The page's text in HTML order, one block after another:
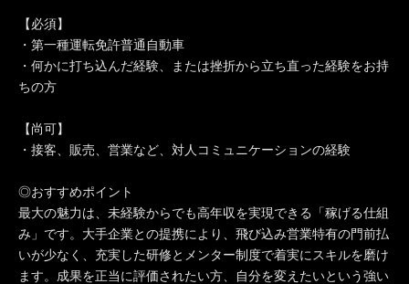
【必須】
・第一種運転免許普通自動車
・何かに打ち込んだ経験、または挫折から立ち直った経験をお持
ちの方
【尚可】
・接客、販売、営業など、対人コミュニケーションの経験
◎おすすめポイント
最大の魅力は、未経験からでも高年収を実現できる「稼げる仕組
み」です。大手企業との提携により、飛び込み営業特有の門前払
いが少なく、充実した研修とメンター制度で着実にスキルを磨け
ます。成果を正当に評価されたい方、自分を変えたいという強い